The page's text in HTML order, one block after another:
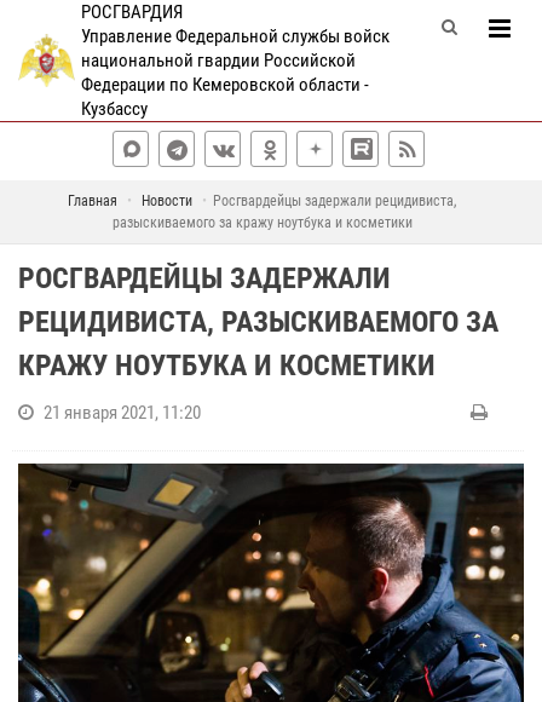
РОСГВАРДИЯ
Управление Федеральной службы войск
национальной гвардии Российской
Федерации по Кемеровской области -
Кузбассу
Главная Новости
Росгвардейцы задержали рецидивиста,
разыскиваемого за кражу ноутбука и косметики
РОСГВАРДЕЙЦЫ ЗАДЕРЖАЛИ
РЕЦИДИВИСТА, РАЗЫСКИВАЕМОГО ЗА
КРАЖУ НОУТБУКА И КОСМЕТИКИ
21 января 2021, 11:20